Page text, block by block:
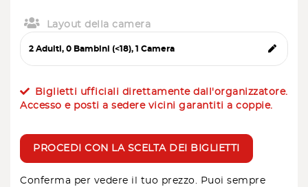
Layout della camera
Biglietti ufficiali direttamente dall'organizzatore.
Accesso e posti a sedere vicini garantiti a coppie.
PROCEDI CON LA SCELTA DEI BIGLIETTI
Conferma per vedere il tuo prezzo. Puoi sempre